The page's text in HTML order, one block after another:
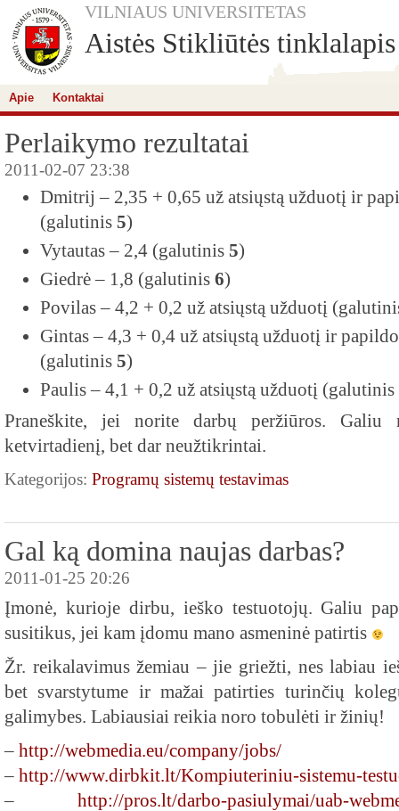
VILNIAUS UNIVERSITETAS
Aistės Stikliūtės tinklalapis
Apie Kontaktai
Perlaikymo rezultatai
2011-02-07 23:38
Dmitrij – 2,35 + 0,65 už atsiųstą užduotį ir
(galutinis 5)
Vytautas – 2,4 (galutinis 5)
Giedrė – 1,8 (galutinis 6)
Povilas – 4,2 + 0,2 už atsiųstą užduotį
Gintas – 4,3 + 0,4 už atsiųstą užduotį ir
(galutinis 5)
Paulis – 4,1 + 0,2 už atsiųstą užduotį (galutinis
Praneškite, jei norite darbų peržiūros.
ketvirtadienį, bet dar neužtikrintai.
Kategorijos: Programų sistemų testavimas
Gal ką domina naujas darbas?
2011-01-25 20:26
Įmonė, kurioje dirbu, ieško testuotojų. Galiu
susitikus, jei kam įdomu mano asmeninė patirtis
Žr. reikalavimus žemiau – jie griežti, nes labiau
bet svarstytume ir mažai patirties turinčių
galimybes. Labiausiai reikia noro tobulėti ir žinių!
– http://webmedia.eu/company/jobs/
– http://www.dirbkit.lt/Kompiuteriniu-sistemu-
– http://pros.lt/darbo-pasiulymai/uab-